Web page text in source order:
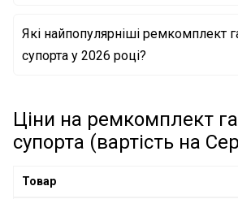
48150 TOYOTA
Ремонтний комплект, гальмівний
33000 HYUNDAI
Які найпопулярніші ремкомплект
супорта у 2026 році?
QUICK BRAKE
Ремонтний комплект, гальмівний
FRENKIT
FRENKIT
Ціни на ремкомплект
супорта (вартість на
Товар